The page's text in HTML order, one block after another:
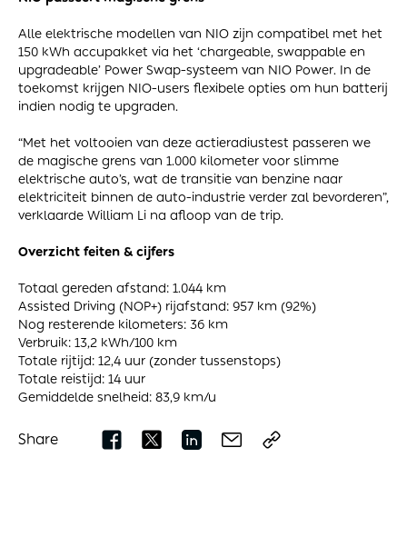
Alle elektrische modellen van NIO zijn compatibel met het
150 kWh accupakket via het ‘chargeable, swappable en
upgradeable’ Power Swap-systeem van NIO Power. In de
toekomst krijgen NIO-users flexibele opties om hun batterij
indien nodig te upgraden.
“Met het voltooien van deze actieradiustest passeren we
de magische grens van 1.000 kilometer voor slimme
elektrische auto’s, wat de transitie van benzine naar
elektriciteit binnen de auto-industrie verder zal bevorderen”,
verklaarde William Li na afloop van de trip.
Overzicht feiten & cijfers
Totaal gereden afstand: 1.044 km
Assisted Driving (NOP+) rijafstand: 957 km (92%)
Nog resterende kilometers: 36 km
Verbruik: 13,2 kWh/100 km
Totale rijtijd: 12,4 uur (zonder tussenstops)
Totale reistijd: 14 uur
Gemiddelde snelheid: 83,9 km/u
Share